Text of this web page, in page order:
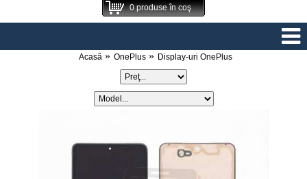
0produse în coş
Acasă OnePlus Display-uri OnePlus